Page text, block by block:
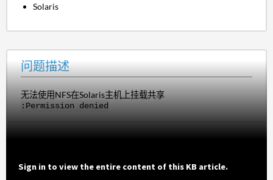
Solaris
问题描述
无法使用NFS在Solaris主机上挂载共享
:Permission denied
Sign in to view the entire content of this KB article.